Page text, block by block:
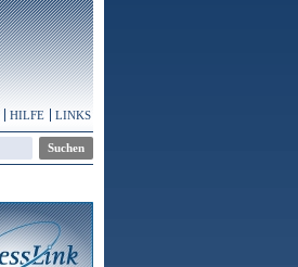
HILFE LINKS